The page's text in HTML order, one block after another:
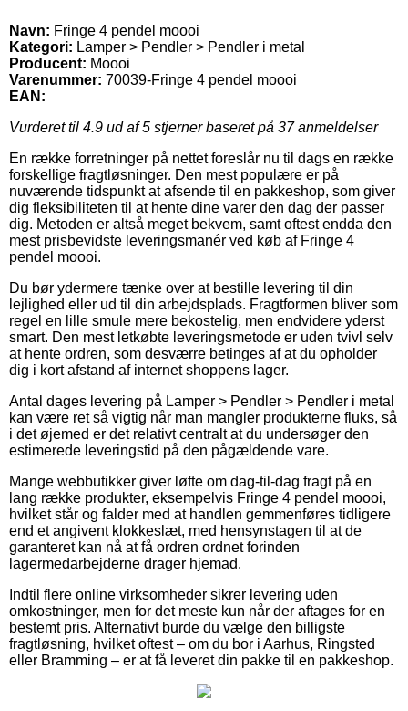
Navn: Fringe 4 pendel moooi
Kategori: Lamper > Pendler > Pendler i metal
Producent: Moooi
Varenummer: 70039-Fringe 4 pendel moooi
EAN:
Vurderet til 4.9 ud af 5 stjerner baseret på 37anmeldelser
En række forretninger på nettet foreslår nu til dags en række
forskellige fragtløsninger. Den mest populære er på
nuværende tidspunkt at afsende til en pakkeshop, som giver
dig fleksibiliteten til at hente dine varer den dag der passer
dig. Metoden er altså meget bekvem, samt oftest endda den
mest prisbevidste leveringsmanér ved køb af Fringe 4
pendel moooi.
Du bør ydermere tænke over at bestille levering til din
lejlighed eller ud til din arbejdsplads. Fragtformen bliver som
regel en lille smule mere bekostelig, men endvidere yderst
smart. Den mest letkøbte leveringsmetode er uden tvivl selv
at hente ordren, som desværre betinges af at du opholder
dig i kort afstand af internet shoppens lager.
Antal dages levering på Lamper > Pendler > Pendler i metal
kan være ret så vigtig når man mangler produkterne fluks, så
i det øjemed er det relativt centralt at du undersøger den
estimerede leveringstid på den pågældende vare.
Mange webbutikker giver løfte om dag-til-dag fragt på en
lang række produkter, eksempelvis Fringe 4 pendel moooi,
hvilket står og falder med at handlen gemmenføres tidligere
end et angivent klokkeslæt, med hensynstagen til at de
garanteret kan nå at få ordren ordnet forinden
lagermedarbejderne drager hjemad.
Indtil flere online virksomheder sikrer levering uden
omkostninger, men for det meste kun når der aftages for en
bestemt pris. Alternativt burde du vælge den billigste
fragtløsning, hvilket oftest – om du bor i Aarhus, Ringsted
eller Bramming – er at få leveret din pakke til en pakkeshop.